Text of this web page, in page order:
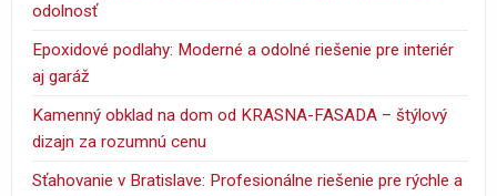
odolnosť
Epoxidové podlahy: Moderné a odolné riešenie pre interiér
aj garáž
Kamenný obklad na dom od KRASNA-FASADA – štýlový
dizajn za rozumnú cenu
Sťahovanie v Bratislave: Profesionálne riešenie pre rýchle a